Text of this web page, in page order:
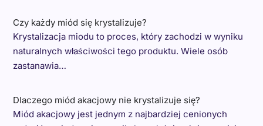
Czy każdy miód się krystalizuje?
Krystalizacja miodu to proces, który zachodzi w wyniku
naturalnych właściwości tego produktu. Wiele osób
zastanawia…
Dlaczego miód akacjowy nie krystalizuje się?
Miód akacjowy jest jednym z najbardziej cenionych